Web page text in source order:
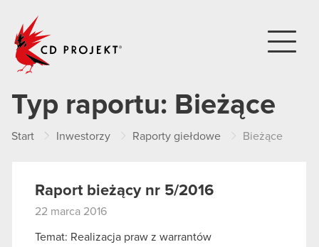
Typ raportu: Bieżące
Start Inwestorzy Raporty giełdowe Bieżące
Raport bieżący nr 5/2016
22 marca 2016
Temat: Realizacja praw z warrantów